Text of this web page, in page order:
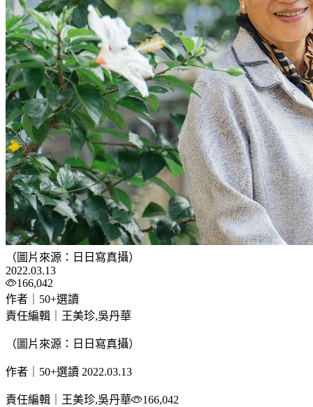
（圖片來源：日日寫真攝）
2022.03.13
166,042
作者｜50+選讀
責任編輯｜王美珍,吳丹華
（圖片來源：日日寫真攝）
作者｜50+選讀 2022.03.13
責任編輯｜王美珍,吳丹華 166,042